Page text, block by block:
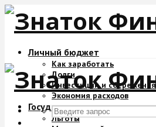
Личный бюджет
Как заработать
Долги
Инвестиции и сбережения
Экономия расходов
Государство и деньги
Льготы